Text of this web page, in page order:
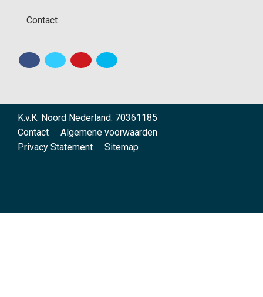
Contact
K.v.K. Noord Nederland: 70361185
Contact
Algemene voorwaarden
Privacy Statement
Sitemap